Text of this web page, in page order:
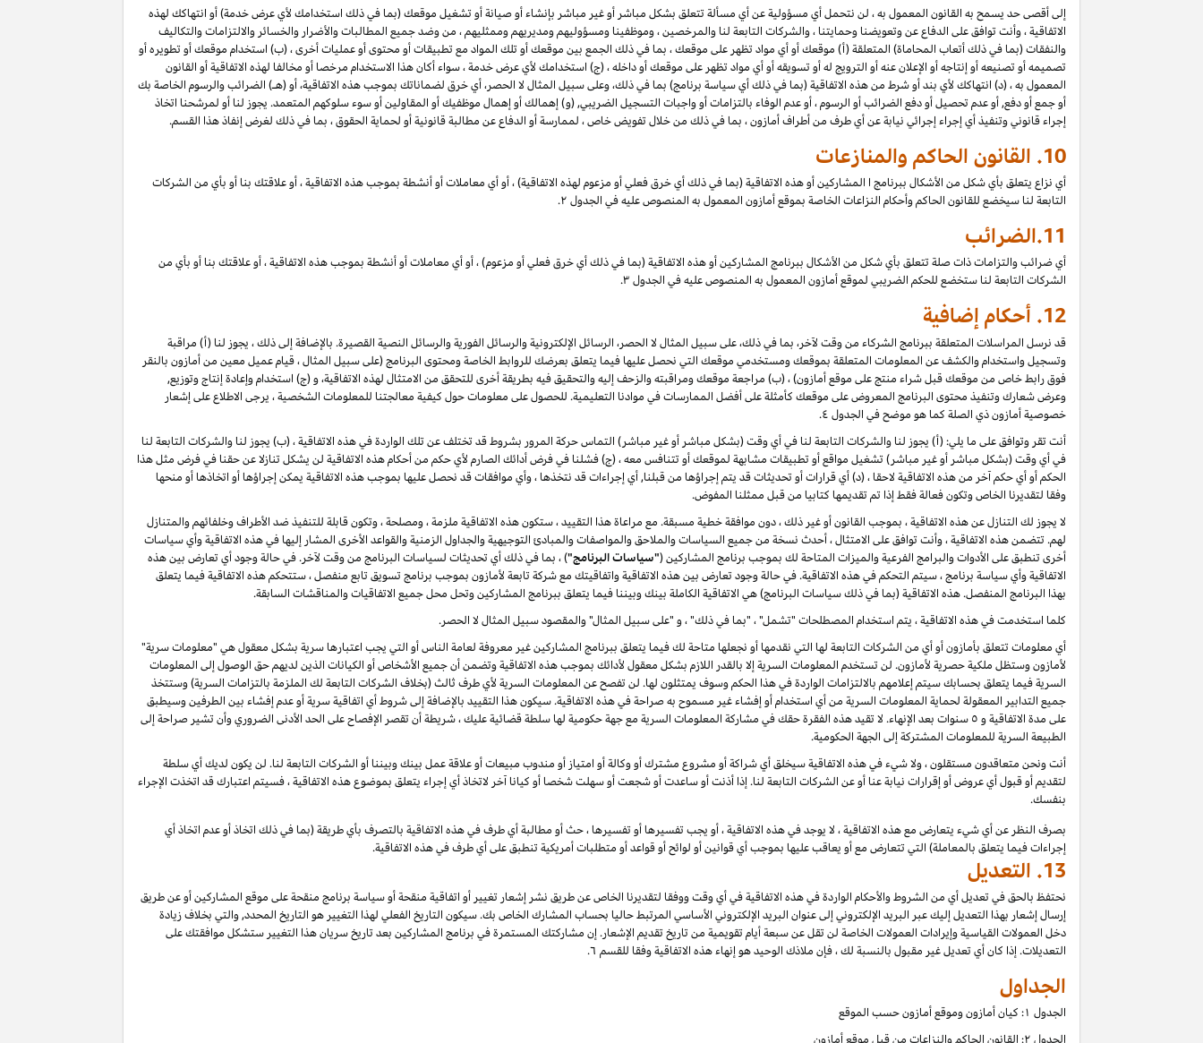
إلى أقصى حد يسمح به القانون المعمول به ، لن نتحمل أي مسؤولية عن أي مسألة تتعلق بشكل مباشر أو غير مباشر بإنشاء أو صيانة أو تشغيل موقعك (بما في ذلك استخدامك لأي عرض خدمة) أو انتهاكك لهذه
الاتفاقية ، وأنت توافق على الدفاع عن وتعويضنا وحمايتنا ، والشركات التابعة لنا والمرخصين ، وموظفينا ومسؤوليهم ومديريهم وممثليهم ، من وضد جميع المطالبات والأضرار والخسائر والالتزامات والتكاليف
والنفقات (بما في ذلك أتعاب المحاماة) المتعلقة (أ) موقعك أو أي مواد تظهر على موقعك ، بما في ذلك الجمع بين موقعك أو تلك المواد مع تطبيقات أو محتوى أو عمليات أخرى ، (ب) استخدام موقعك أو تطويره أو
تصميمه أو تصنيعه أو إنتاجه أو الإعلان عنه أو الترويج له أو تسويقه أو أي مواد تظهر على موقعك أو داخله ، (ج) استخدامك لأي عرض خدمة ، سواء أكان هذا الاستخدام مرخصا أو مخالفا لهذه الاتفاقية أو القانون
المعمول به ، (د) انتهاكك لأي بند أو شرط من هذه الاتفاقية (بما في ذلك أي سياسة برنامج) بما في ذلك، وعلى سبيل المثال لا الحصر، أي خرق لضماناتك بموجب هذه الاتفاقية، أو (هـ) الضرائب والرسوم الخاصة بك
أو جمع أو دفع, أو عدم تحصيل أو دفع الضرائب أو الرسوم ، أو عدم الوفاء بالتزامات أو واجبات التسجيل الضريبي, (و) إهمالك أو إهمال موظفيك أو المقاولين أو سوء سلوكهم المتعمد. يجوز لنا أو لمرشحنا اتخاذ
إجراء قانوني وتنفيذ أي إجراء إجرائي نيابة عن أي طرف من أطراف أمازون ، بما في ذلك من خلال تفويض خاص ، لممارسة أو الدفاع عن مطالبة قانونية أو لحماية الحقوق ، بما في ذلك لغرض إنفاذ هذا القسم.
10. القانون الحاكم والمنازعات
أي نزاع يتعلق بأي شكل من الأشكال ببرنامج ا المشاركين أو هذه الاتفاقية (بما في ذلك أي خرق فعلي أو مزعوم لهذه الاتفاقية) ، أو أي معاملات أو أنشطة بموجب هذه الاتفاقية ، أو علاقتك بنا أو بأي من الشركات
التابعة لنا سيخضع للقانون الحاكم وأحكام النزاعات الخاصة بموقع أمازون المعمول به المنصوص عليه في الجدول ۲.
11. الضرائب
أي ضرائب والتزامات ذات صلة تتعلق بأي شكل من الأشكال ببرنامج المشاركينأو هذه الاتفاقية (بما في ذلك أي خرق فعلي أو مزعوم) ، أو أي معاملات أو أنشطة بموجب هذه الاتفاقية ، أو علاقتك بنا أو بأي من
الشركات التابعة لنا ستخضع للحكم الضريبي لموقع أمازون المعمول به المنصوص عليه في الجدول ۳.
12. أحكام إضافية
قد نرسل المراسلات المتعلقة ببرنامج الشركاء من وقت لآخر، بما في ذلك، على سبيل المثال لا الحصر، الرسائل الإلكترونية والرسائل الفورية والرسائل النصية القصيرة. بالإضافة إلى ذلك ، يجوز لنا (أ) مراقبة
وتسجيل واستخدام والكشف عن المعلومات المتعلقة بموقعك ومستخدمي موقعك التي نحصل عليها فيما يتعلق بعرضك للروابط الخاصة ومحتوى البرنامج (على سبيل المثال ، قيام عميل معين من أمازون بالنقر
فوق رابط خاص من موقعك قبل شراء منتج على موقع أمازون) ، (ب) مراجعة موقعك ومراقبته والزحف إليه والتحقيق فيه بطريقة أخرى للتحقق من الامتثال لهذه الاتفاقية، و (ج) استخدام وإعادة إنتاج وتوزيع,
وعرض شعارك وتنفيذ محتوى البرنامج المعروض على موقعك كأمثلة على أفضل الممارسات في موادنا التعليمية. للحصول على معلومات حول كيفية معالجتنا للمعلومات الشخصية ، يرجى الاطلاع على إشعار
خصوصية أمازون ذي الصلة كما هو موضح في الجدول ٤.
أنت تقر وتوافق على ما يلي: (أ) يجوز لنا والشركات التابعة لنا في أي وقت (بشكل مباشر أو غير مباشر) التماس حركة المرور بشروط قد تختلف عن تلك الواردة في هذه الاتفاقية ، (ب) يجوز لنا والشركات التابعة لنا
في أي وقت (بشكل مباشر أو غير مباشر) تشغيل مواقع أو تطبيقات مشابهة لموقعك أو تتنافس معه ، (ج) فشلنا في فرض أدائك الصارم لأي حكم من أحكام هذه الاتفاقية لن يشكل تنازلا عن حقنا في فرض مثل هذا
الحكم أو أي حكم آخر من هذه الاتفاقية لاحقا ، (د) أي قرارات أو تحديثات قد يتم إجراؤها من قبلنا, أي إجراءات قد نتخذها ، وأي موافقات قد نحصل عليها بموجب هذه الاتفاقية يمكن إجراؤها أو اتخاذها أو منحها
وفقا لتقديرنا الخاص وتكون فعالة فقط إذا تم تقديمها كتابيا من قبل ممثلنا المفوض.
لا يجوز لك التنازل عن هذه الاتفاقية ، بموجب القانون أو غير ذلك ، دون موافقة خطية مسبقة. مع مراعاة هذا التقييد ، ستكون هذه الاتفاقية ملزمة ، ومصلحة ، وتكون قابلة للتنفيذ ضد الأطراف وخلفائهم والمتنازل
لهم. تتضمن هذه الاتفاقية ، وأنت توافق على الامتثال ، أحدث نسخة من جميع السياسات والملاحق والمواصفات والمبادئ التوجيهية والجداول الزمنية والقواعد الأخرى المشار إليها في هذه الاتفاقية وأي سياسات
أخرى تنطبق على الأدوات والبرامج الفرعية والميزات المتاحة لك بموجب برنامج المشاركين ("سياسات البرنامج") ، بما في ذلك أي تحديثات لسياسات البرنامج من وقت لآخر. في حالة وجود أي تعارض بين هذه
الاتفاقية وأي سياسة برنامج ، سيتم التحكم في هذه الاتفاقية. في حالة وجود تعارض بين هذه الاتفاقية واتفاقيتك مع شركة تابعة لأمازون بموجب برنامج تسويق تابع منفصل ، ستتحكم هذه الاتفاقية فيما يتعلق
بهذا البرنامج المنفصل. هذه الاتفاقية (بما في ذلك سياسات البرنامج) هي الاتفاقية الكاملة بينك وبيننا فيما يتعلق ببرنامج المشاركين وتحل محل جميع الاتفاقيات والمناقشات السابقة.
كلما استخدمت في هذه الاتفاقية ، يتم استخدام المصطلحات "تشمل" ، "بما في ذلك" ، و "على سبيل المثال" والمقصود سبيل المثال لا الحصر.
أي معلومات تتعلق بأمازون أو أي من الشركات التابعة لها التي نقدمها أو نجعلها متاحة لك فيما يتعلق ببرنامج المشاركين غير معروفة لعامة الناس أو التي يجب اعتبارها سرية بشكل معقول هي "معلومات سرية"
لأمازون وستظل ملكية حصرية لأمازون. لن تستخدم المعلومات السرية إلا بالقدر اللازم بشكل معقول لأدائك بموجب هذه الاتفاقية وتضمن أن جميع الأشخاص أو الكيانات الذين لديهم حق الوصول إلى المعلومات
السرية فيما يتعلق بحسابك سيتم إعلامهم بالالتزامات الواردة في هذا الحكم وسوف يمتثلون لها. لن تفصح عن المعلومات السرية لأي طرف ثالث (بخلاف الشركات التابعة لك الملزمة بالتزامات السرية) وستتخذ
جميع التدابير المعقولة لحماية المعلومات السرية من أي استخدام أو إفشاء غير مسموح به صراحة في هذه الاتفاقية. سيكون هذا التقييد بالإضافة إلى شروط أي اتفاقية سرية أو عدم إفشاء بين الطرفين وسيطبق
على مدة الاتفاقية و ٥ سنوات بعد الإنهاء. لا تقيد هذه الفقرة حقك في مشاركة المعلومات السرية مع جهة حكومية لها سلطة قضائية عليك ، شريطة أن تقصر الإفصاح على الحد الأدنى الضروري وأن تشير صراحة إلى
الطبيعة السرية للمعلومات المشتركة إلى الجهة الحكومية.
أنت ونحن متعاقدون مستقلون ، ولا شيء في هذه الاتفاقية سيخلق أي شراكة أو مشروع مشترك أو وكالة أو امتياز أو مندوب مبيعات أو علاقة عمل بينك وبيننا أو الشركات التابعة لنا. لن يكون لديك أي سلطة
لتقديم أو قبول أي عروض أو إقرارات نيابة عنا أو عن الشركات التابعة لنا. إذا أذنت أو ساعدت أو شجعت أو سهلت شخصا أو كيانا آخر لاتخاذ أي إجراء يتعلق بموضوع هذه الاتفاقية ، فسيتم اعتبارك قد اتخذت الإجراء
بنفسك.
بصرف النظر عن أي شيء يتعارض مع هذه الاتفاقية ، لا يوجد في هذه الاتفاقية ، أو يجب تفسيرها أو تفسيرها ، حث أو مطالبة أي طرف في هذه الاتفاقية بالتصرف بأي طريقة (بما في ذلك اتخاذ أو عدم اتخاذ أي
إجراءات فيما يتعلق بالمعاملة) التي تتعارض مع أو يعاقب عليها بموجب أي قوانين أو لوائح أو قواعد أو متطلبات أمريكية تنطبق على أي طرف في هذه الاتفاقية.
13. التعديل
نحتفظ بالحق في تعديل أي من الشروط والأحكام الواردة في هذه الاتفاقية في أي وقت ووفقا لتقديرنا الخاص عن طريق نشر إشعار تغيير أو اتفاقية منقحة أو سياسة برنامج منقحة على موقع المشاركين أو عن طريق
إرسال إشعار بهذا التعديل إليك عبر البريد الإلكتروني إلى عنوان البريد الإلكتروني الأساسي المرتبط حاليا بحساب المشارك الخاص بك. سيكون التاريخ الفعلي لهذا التغيير هو التاريخ المحدد, والتي بخلاف زيادة
دخل العمولات القياسية وإيرادات العمولات الخاصة لن تقل عن سبعة أيام تقويمية من تاريخ تقديم الإشعار. إن مشاركتك المستمرة في برنامج المشاركين بعد تاريخ سريان هذا التغيير ستشكل موافقتك على
التعديلات. إذا كان أي تعديل غير مقبول بالنسبة لك ، فإن ملاذك الوحيد هو إنهاء هذه الاتفاقية وفقا للقسم ٦.
الجداول
الجدول ۱: كيان أمازون وموقع أمازون حسب الموقع
الجدول ۲: القانون الحاكم والنزاعات من قبل موقع أمازون